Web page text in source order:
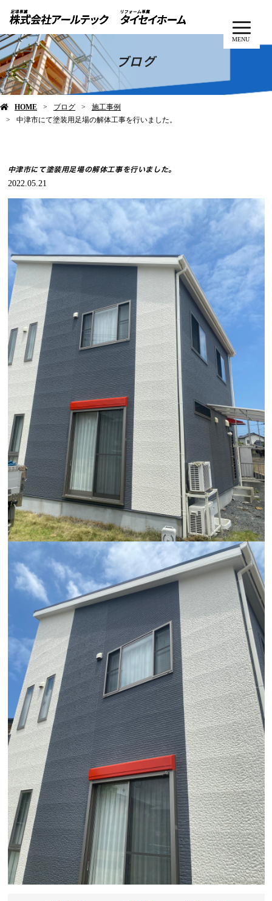
MENU
ブログ
HOME ブログ
施工事例
中津市にて塗装用足場の解体工事を行いました。
中津市にて塗装用足場の解体工事を行いました。
2022.05.21